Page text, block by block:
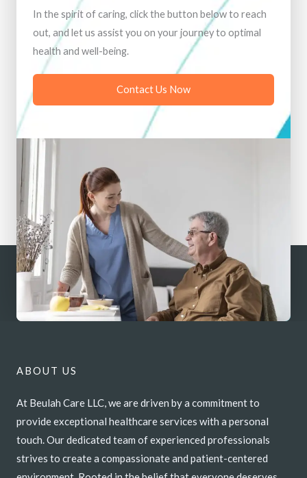
In the spirit of caring, click the button below to reach
out, and let us assist you on your journey to optimal
health and well-being.
Contact Us Now
ABOUT US
At Beulah Care LLC, we are driven by a commitment to
provide exceptional healthcare services with a personal
touch. Our dedicated team of experienced professionals
strives to create a compassionate and patient-centered